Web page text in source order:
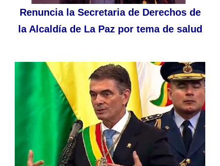
Renuncia la Secretaria de Derechos de
la Alcaldía de La Paz por tema de salud